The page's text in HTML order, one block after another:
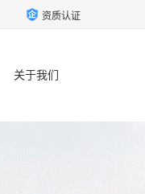
资质认证
关于我们